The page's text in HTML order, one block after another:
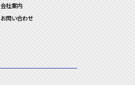
会社案内
お問い合わせ